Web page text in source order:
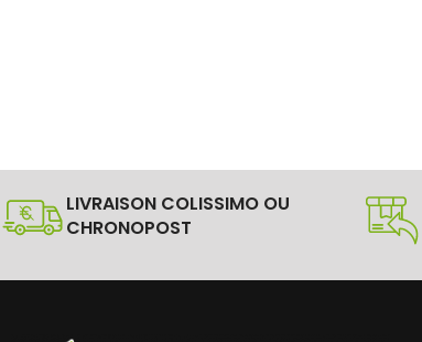
LIVRAISON COLISSIMO OU
CHRONOPOST